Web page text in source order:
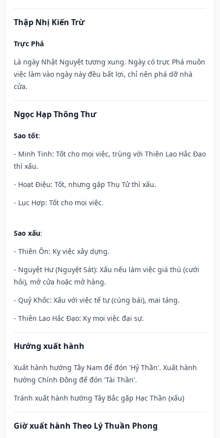
Thập Nhị Kiến Trừ
Trực Phá
Là ngày Nhật Nguyệt tương xung. Ngày có trực Phá muôn
việc làm vào ngày này đều bất lợi, chỉ nên phá dỡ nhà
cửa.
Ngọc Hạp Thông Thư
Sao tốt:
- Minh Tinh: Tốt cho mọi việc, trùng với Thiên Lao Hắc Đạo
thì xấu.
- Hoạt Điệu: Tốt, nhưng gặp Thụ Tử thì xấu.
- Lục Hợp: Tốt cho mọi việc.
Sao xấu:
- Thiên Ôn: Kỵ việc xây dựng.
- Nguyệt Hư (Nguyệt Sát): Xấu nếu làm việc giá thú (cưới
hỏi), mở cửa hoặc mở hàng.
- Quỷ Khốc: Xấu với việc tế tự (cúng bái), mai táng.
- Thiên Lao Hắc Đạo: Kỵ mọi việc đại sự.
Hướng xuất hành
Xuất hành hướng Tây Nam để đón 'Hỷ Thần'. Xuất hành
hướng Chính Đông để đón 'Tài Thần'.
Tránh xuất hành hướng Tây Bắc gặp Hạc Thần (xấu)
Giờ xuất hành Theo Lý Thuần Phong